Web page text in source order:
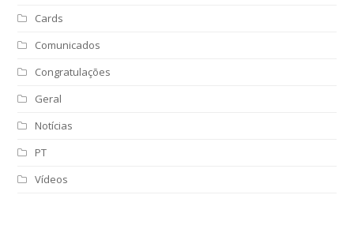
Cards
Comunicados
Congratulações
Geral
Notícias
PT
Vídeos